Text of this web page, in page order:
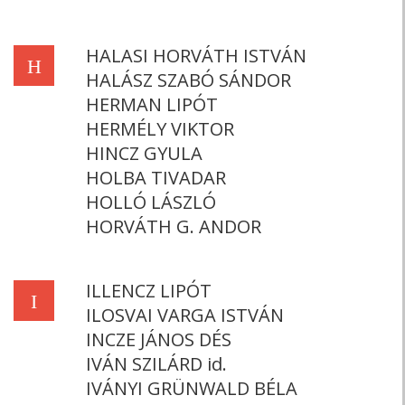
H
HALASI HORVÁTH ISTVÁN
HALÁSZ SZABÓ SÁNDOR
HERMAN LIPÓT
HERMÉLY VIKTOR
HINCZ GYULA
HOLBA TIVADAR
HOLLÓ LÁSZLÓ
HORVÁTH G. ANDOR
I
ILLENCZ LIPÓT
ILOSVAI VARGA ISTVÁN
INCZE JÁNOS DÉS
IVÁN SZILÁRD id.
IVÁNYI GRÜNWALD BÉLA